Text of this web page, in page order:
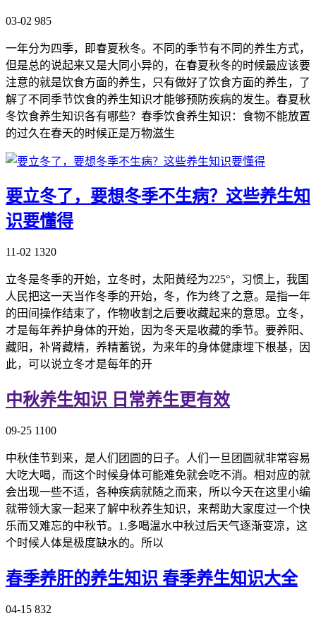
03-02 985
一年分为四季，即春夏秋冬。不同的季节有不同的养生方式，
但是总的说起来又是大同小异的，在春夏秋冬的时候最应该要
注意的就是饮食方面的养生，只有做好了饮食方面的养生，了
解了不同季节饮食的养生知识才能够预防疾病的发生。春夏秋
冬饮食养生知识各有哪些？春季饮食养生知识：食物不能放置
的过久在春天的时候正是万物滋生
要立冬了，要想冬季不生病？这些养生知
识要懂得
11-02 1320
立冬是冬季的开始，立冬时，太阳黄经为225°，习惯上，我国
人民把这一天当作冬季的开始，冬，作为终了之意。是指一年
的田间操作结束了，作物收割之后要收藏起来的意思。立冬，
才是每年养护身体的开始，因为冬天是收藏的季节。要养阳、
藏阳，补肾藏精，养精蓄锐，为来年的身体健康埋下根基，因
此，可以说立冬才是每年的开
中秋养生知识 日常养生更有效
09-25 1100
中秋佳节到来，是人们团圆的日子。人们一旦团圆就非常容易
大吃大喝，而这个时候身体可能难免就会吃不消。相对应的就
会出现一些不适，各种疾病就随之而来，所以今天在这里小编
就带领大家一起来了解中秋养生知识，来帮助大家度过一个快
乐而又难忘的中秋节。1.多喝温水中秋过后天气逐渐变凉，这
个时候人体是极度缺水的。所以
春季养肝的养生知识 春季养生知识大全
04-15 832